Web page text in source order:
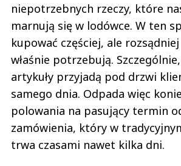
niepotrzebnych rzeczy, które
marnują się w lodówce. W ten
kupować częściej, ale
właśnie potrzebują.
artykuły przyjadą pod drzwi
samego dnia. Odpada więc
polowania na pasujący termin
zamówienia, który w
trwa czasami nawet kilka dni.